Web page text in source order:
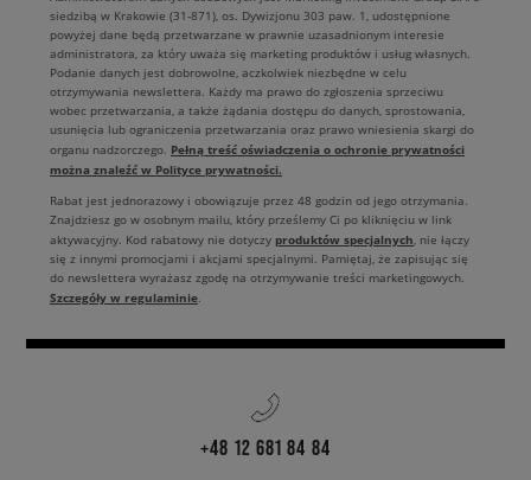
siedzibą w Krakowie (31-871), os. Dywizjonu 303 paw. 1, udostępnione
powyżej dane będą przetwarzane w prawnie uzasadnionym interesie
administratora, za który uważa się marketing produktów i usług własnych.
Podanie danych jest dobrowolne, aczkolwiek niezbędne w celu
otrzymywania newslettera. Każdy ma prawo do zgłoszenia sprzeciwu
wobec przetwarzania, a także żądania dostępu do danych, sprostowania,
usunięcia lub ograniczenia przetwarzania oraz prawo wniesienia skargi do
organu nadzorczego. Pełną treść oświadczenia o ochronie prywatności
można znaleźć w Polityce prywatności.
Rabat jest jednorazowy i obowiązuje przez 48 godzin od jego otrzymania.
Znajdziesz go w osobnym mailu, który prześlemy Ci po kliknięciu w link
aktywacyjny. Kod rabatowy nie dotyczy produktów specjalnych, nie łączy
się z innymi promocjami i akcjami specjalnymi. Pamiętaj, że zapisując się
do newslettera wyrażasz zgodę na otrzymywanie treści marketingowych.
Szczegóły w regulaminie.
+48 12 681 84 84